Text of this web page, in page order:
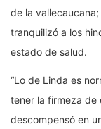
de la
tranquilizó a los
estado de salud.
“Lo de Linda es
tener la firmeza de
descompensó en